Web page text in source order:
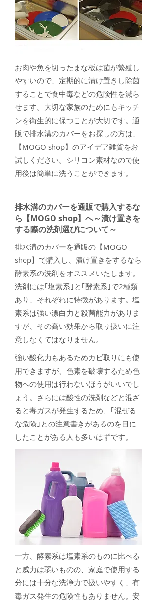
お肉や魚を切ったまな板は菌が繁殖し
やすいので、定期的に漬け置きし除菌
することで食中毒などの危険性を減ら
せます。大切な家族のためにもキッチ
ンを衛生的に保つことが大切です。通
販で排水溝のカバーをお探しの方は、
【MOGO shop】のアイデア雑貨をお
試しください。シリコン素材なので使
用後は簡単に洗うことができます。
排水溝のカバーを通販で購入するな
ら【MOGO shop】へ～漬け置きを
する際の洗剤選びについて～
排水溝のカバーを通販の【MOGO
shop】で購入し、漬け置きをするなら
酵素系の洗剤をオススメいたします。
洗剤には｢塩素系｣と｢酵素系｣で2種類
あり、それぞれに特徴があります。塩
素系は強い漂白力と殺菌能力がありま
すが、その高い効果から取り扱いに注
意しなくてはなりません。
強い酸化力もあるためカビ取りにも使
用できますが、色素を破壊するため色
物への使用は行わないほうがいいでし
ょう。さらには酸性の洗剤などと混ざ
ると毒ガスが発生するため、｢混ぜる
な危険｣との注意書きがあるのを目に
したことがある人も多いはずです。
一方、酵素系は塩素系のものに比べる
と威力は弱いものの、家庭で使用する
分には十分な洗浄力で扱いやすく、有
毒ガス発生の危険性もありません。安